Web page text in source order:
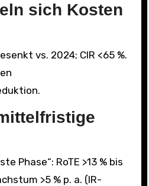
sich Kosten
vs. 2024; CIR <65 %.
Phase“: RoTE >13 % bis
>5 % p. a. (IR-